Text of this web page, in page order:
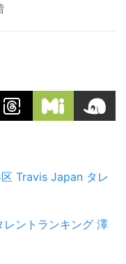
Travis Japan タレ
レントランキング 澤